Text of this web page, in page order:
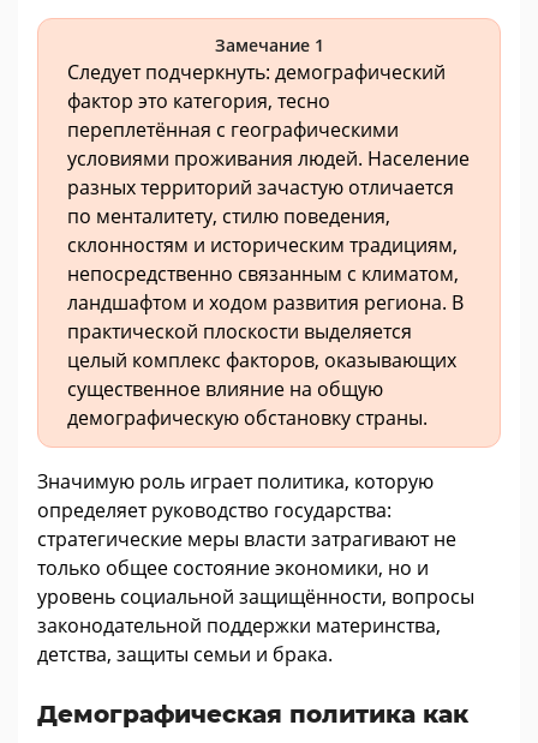
Замечание 1
Следует подчеркнуть: демографический
фактор это категория, тесно
переплетённая с географическими
условиями проживания людей. Население
разных территорий зачастую отличается
по менталитету, стилю поведения,
склонностям и историческим традициям,
непосредственно связанным с климатом,
ландшафтом и ходом развития региона. В
практической плоскости выделяется
целый комплекс факторов, оказывающих
существенное влияние на общую
демографическую обстановку страны.
Значимую роль играет политика, которую
определяет руководство государства:
стратегические меры власти затрагивают не
только общее состояние экономики, но и
уровень социальной защищённости, вопросы
законодательной поддержки материнства,
детства, защиты семьи и брака.
Демографическая политика как